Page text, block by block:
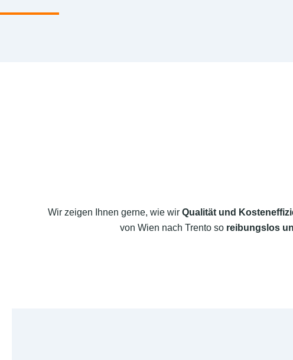
Wir zeigen Ihnen gerne, wie wir Qualität und
von Wien nach Trento so reibungslos